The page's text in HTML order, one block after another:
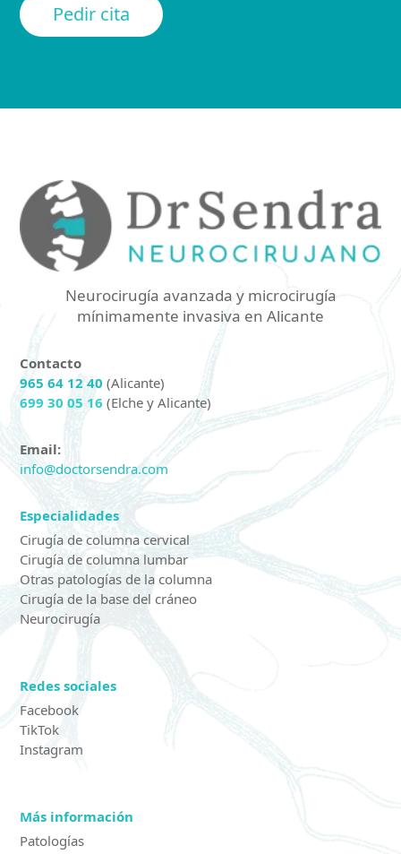
Pedir cita
Neurocirugía avanzada y microcirugía
mínimamente invasiva en Alicante
Contacto
965 64 12 40 (Alicante)
699 30 05 16 (Elche y Alicante)
Email:
info@doctorsendra.com
Especialidades
Cirugía de columna cervical
Cirugía de columna lumbar
Otras patologías de la columna
Cirugía de la base del cráneo
Neurocirugía
Redes sociales
Facebook
TikTok
Instagram
Más información
Patologías